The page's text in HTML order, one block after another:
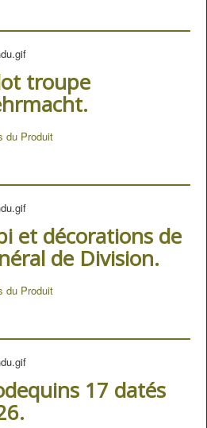
troupe
du Produit
et décorations de
de Division.
du Produit
17 datés